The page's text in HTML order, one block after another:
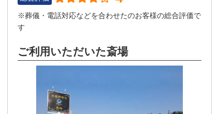
※葬儀・電話対応などを合わせたのお客様の総合評価で
す
ご利用いただいた斎場